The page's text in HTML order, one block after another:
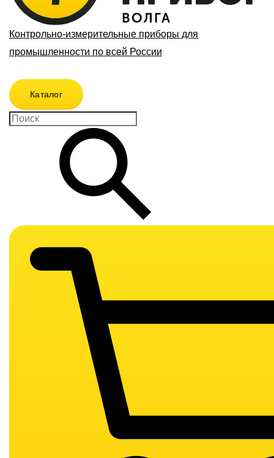
Контрольно-измерительные приборы для
промышленности по всей России
Каталог